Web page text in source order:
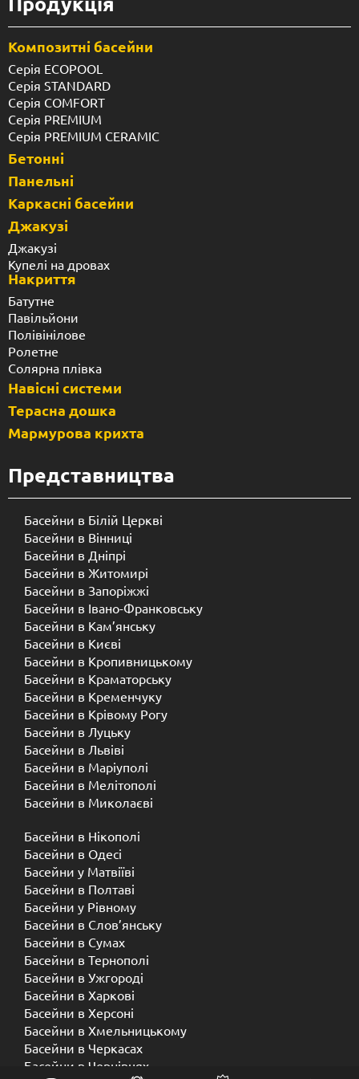
Композитні басейни
Серія ECOPOOL
Серія STANDARD
Серія COMFORT
Серія PREMIUM
Серія PREMIUM CERAMIC
Бетонні
Панельні
Каркасні басейни
Джакузі
Джакузі
Купелі на дровах
Накриття
Батутне
Павільйони
Полівінілове
Ролетне
Солярна плівка
Навісні системи
Терасна дошка
Мармурова крихта
Представництва
Басейни в Білій Церкві
Басейни в Вінниці
Басейни в Дніпрі
Басейни в Житомирі
Басейни в Запоріжжі
Басейни в Івано-Франковську
Басейни в Кам’янську
Басейни в Києві
Басейни в Кропивницькому
Басейни в Краматорську
Басейни в Кременчуку
Басейни в Крівому Рогу
Басейни в Луцьку
Басейни в Львіві
Басейни в Маріуполі
Басейни в Мелітополі
Басейни в Миколаєві
Басейни в Нікополі
Басейни в Одесі
Басейни у Матвіїві
Басейни в Полтаві
Басейни у ​​Рівному
Басейни в Слов’янську
Басейни в Сумах
Басейни в Тернополі
Басейни в Ужгороді
Басейни в Харкові
Басейни в Херсоні
Басейни в Хмельницькому
Басейни в Черкасах
Басейни в Чернівцях